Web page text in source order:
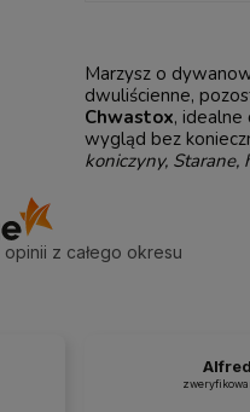
Marzysz o
dwuliścienne,
Chwastox,
wygląd bez
koniczyny,
opinii z całego okresu